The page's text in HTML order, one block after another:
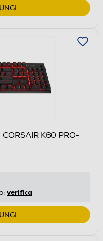
K60 PRO-
verifica